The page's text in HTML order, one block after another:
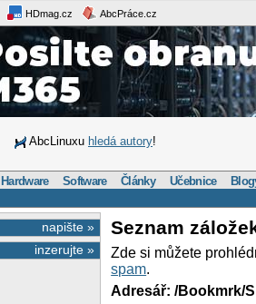
HDmag.cz AbcPráce.cz
AbcLinuxu hledá autory!
Hardware Software Články Učebnice
napište »
inzerujte »
Seznam
Zde si můžete
spam.
Adresář: /Bookmrk/